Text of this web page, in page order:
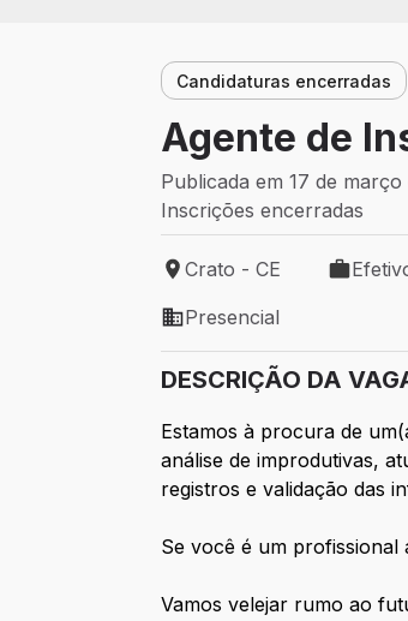
Candidaturas encerradas
Agente de
Publicada em 17 de março
Inscrições encerradas
Local de trabalho: Crato -
Crato - CE
Tipo de
Modelo de trabalho:
Presencial
DESCRIÇÃO DA
Estamos à procura de
análise de improdutivas,
registros e validação das
Se você é um profissional
Vamos velejar rumo ao